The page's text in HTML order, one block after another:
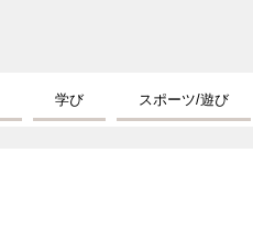
学び スポーツ/遊び